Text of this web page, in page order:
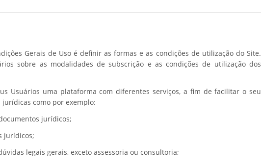
Gerais de Uso é definir as formas e as condições de utilização do Site.
sobre as modalidades de subscrição e as condições de utilização dos
Usuários uma plataforma com diferentes serviços, a fim de facilitar o seu
como por exemplo:
jurídicos;
jurídicos;
legais gerais, exceto assessoria ou consultoria;